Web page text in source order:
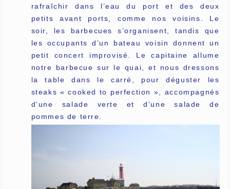
rafraîchir dans l’eau du port et des deux
petits avant ports, comme nos voisins. Le
soir, les barbecues s’organisent, tandis que
les occupants d’un bateau voisin donnent un
petit concert improvisé. Le capitaine allume
notre barbecue sur le quai, et nous dressons
la table dans le carré, pour déguster les
steaks « cooked to perfection », accompagnés
d’une salade verte et d’une salade de
pommes de terre.